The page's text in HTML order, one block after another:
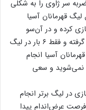
سر ژاوی را به شکلی
لیگ قهرمانان آسیا
کرده و در آن‌سو
ذخیره او حدود ۲۵۰ هزار یورو از پرسپولیس گرفته و فقط ۶ بار در لیگ
آسیا انجام
نمی‌شوید و سعی
رادوشوویچ در ۳ سال اخیر فقط ۱۵ بازی در لیگ برتر انجام
فرصت عرض‌اندام پیدا